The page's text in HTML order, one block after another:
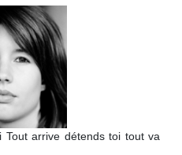
arrive détends toi tout va